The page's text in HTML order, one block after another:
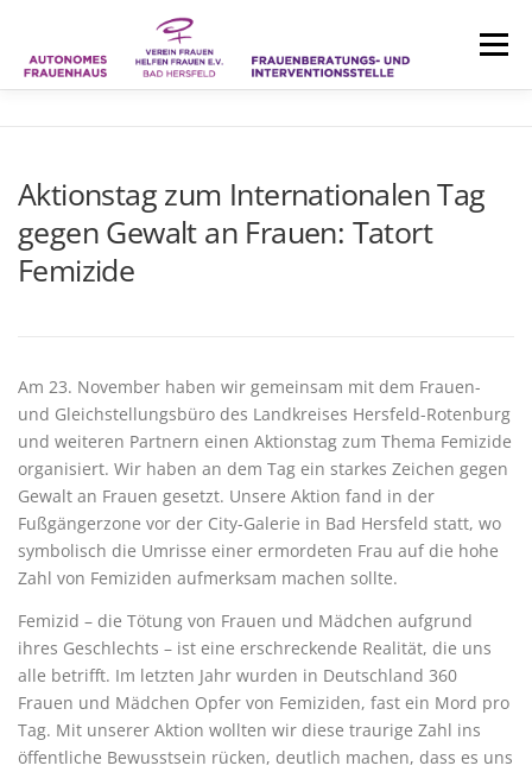
springen
Menü
BERATUNG UND INTERVENTION
Aktionstag zum Internationalen Tag
gegen Gewalt an Frauen: Tatort
Femizide
Am 23. November haben wir gemeinsam mit dem Frauen-
und Gleichstellungsbüro des Landkreises Hersfeld-Rotenburg
und weiteren Partnern einen Aktionstag zum Thema Femizide
organisiert. Wir haben an dem Tag ein starkes Zeichen gegen
Gewalt an Frauen gesetzt. Unsere Aktion fand in der
Fußgängerzone vor der City-Galerie in Bad Hersfeld statt, wo
symbolisch die Umrisse einer ermordeten Frau auf die hohe
Zahl von Femiziden aufmerksam machen sollte.
Femizid – die Tötung von Frauen und Mädchen aufgrund
ihres Geschlechts – ist eine erschreckende Realität, die uns
alle betrifft. Im letzten Jahr wurden in Deutschland 360
Frauen und Mädchen Opfer von Femiziden, fast ein Mord pro
Tag. Mit unserer Aktion wollten wir diese traurige Zahl ins
öffentliche Bewusstsein rücken, deutlich machen, dass es uns